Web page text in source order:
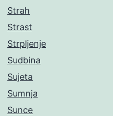
Strah
Strast
Strpljenje
Sudbina
Sujeta
Sumnja
Sunce